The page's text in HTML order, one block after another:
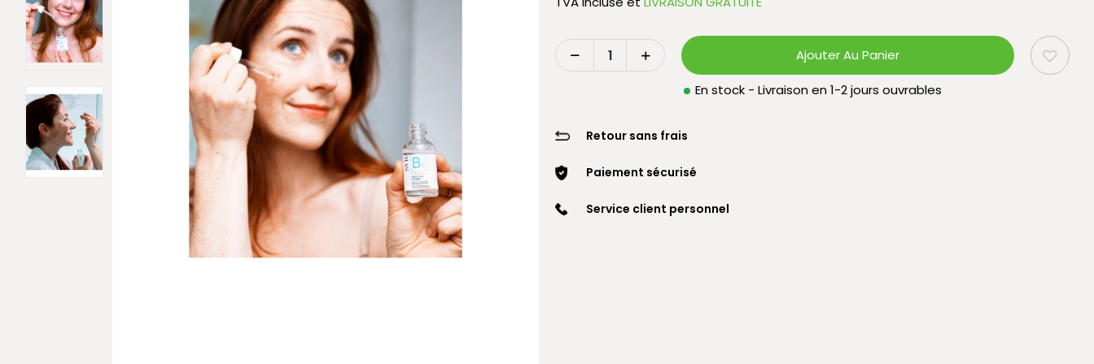
Ajouter Au Panier
En stock - Livraison en 1-2 jours ouvrables
Retour sans frais
Paiement sécurisé
Service client personnel